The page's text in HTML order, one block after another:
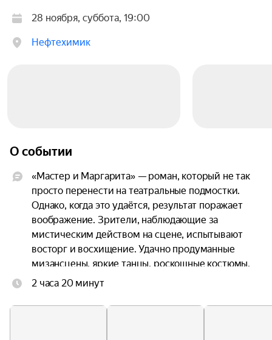
28 ноября, суббота, 19:00
Нефтехимик
О событии
«Мастер и Маргарита» — роман, который не так
просто перенести на театральные подмостки.
Однако, когда это удаётся, результат поражает
воображение. Зрители, наблюдающие за
мистическим действом на сцене, испытывают
восторг и восхищение. Удачно продуманные
мизансцены, яркие танцы, роскошные костюмы,
мастерство художника по свету и блестящая
настоящее волшебство.
2 часа 20 минут